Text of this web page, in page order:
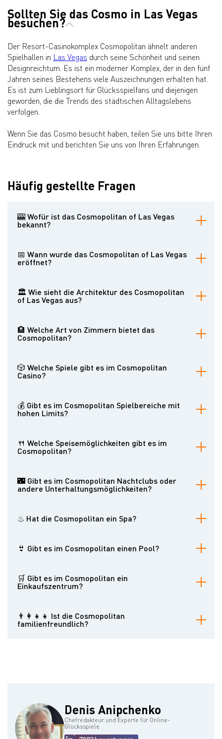
Sollten Sie das Cosmo in Las Vegas
besuchen?
Der Resort-Casinokomplex Cosmopolitan ähnelt anderen
Spielhallen in Las Vegas durch seine Schönheit und seinen
Designreichtum. Es ist ein moderner Komplex, der in den fünf
Jahren seines Bestehens viele Auszeichnungen erhalten hat.
Es ist zum Lieblingsort für Glücksspielfans und diejenigen
geworden, die die Trends des städtischen Alltagslebens
verfolgen.
Wenn Sie das Cosmo besucht haben, teilen Sie uns bitte Ihren
Eindruck mit und berichten Sie uns von Ihren Erfahrungen.
Häufig gestellte Fragen
🎰 Wofür ist das Cosmopolitan of Las Vegas
bekannt?
Las Vegas Strip, der für sein innovatives Design, seine
erstklassigen Einrichtungen und sein pulsierendes Nachtleben
📅 Wann wurde das Cosmopolitan of Las Vegas
eröffnet?
🏛 Wie sieht die Architektur des Cosmopolitan
of Las Vegas aus?
mit einem modernen, eleganten Design. Es ist bekannt für seine
Glasfassaden und innovativen architektonischen Elemente.
🏨 Welche Art von Zimmern bietet das
Cosmopolitan?
viele davon mit privaten Terrassen und atemberaubendem Blick auf
den Las Vegas Strip. Viele Zimmer verfügen über Annehmlichkeiten
🎲 Welche Spiele gibt es im Cosmopolitan
Casino?
wie Blackjack, Roulette, Craps und Baccarat sowie eine Vielzahl
von Spielautomaten und Videopoker.
💰 Gibt es im Cosmopolitan Spielbereiche mit
hohen Limits?
Roller.🍴 Welche Speisemöglichkeiten gibt es im
Cosmopolitan?
zwanglosen Lokalen bis hin zur gehobenen Küche. Hier finden Sie
Gerichte aus der ganzen Welt, darunter italienische, französische
🌃 Gibt es im Cosmopolitan Nachtclubs oder
andere Unterhaltungsmöglichkeiten?
einer der beliebtesten Nachtclubs in Las Vegas. Es bietet auch
andere Unterhaltungsmöglichkeiten wie Live-Musik und Shows.
♨ Hat die Cosmopolitan ein Spa?
Spa mit einer Vielzahl von Behandlungen und Annehmlichkeiten.
👙 Gibt es im Cosmopolitan einen Pool?
jeder eine andere Atmosphäre bietet.
🛒 Gibt es im Cosmopolitan ein
Einkaufszentrum?
von hochwertigen Geschäften.
👨‍👩‍👧‍👧 Ist die Cosmopolitan
familienfreundlich?
Denis Anipchenko
Chefredakteur und Experte für Online-
Glücksspiele